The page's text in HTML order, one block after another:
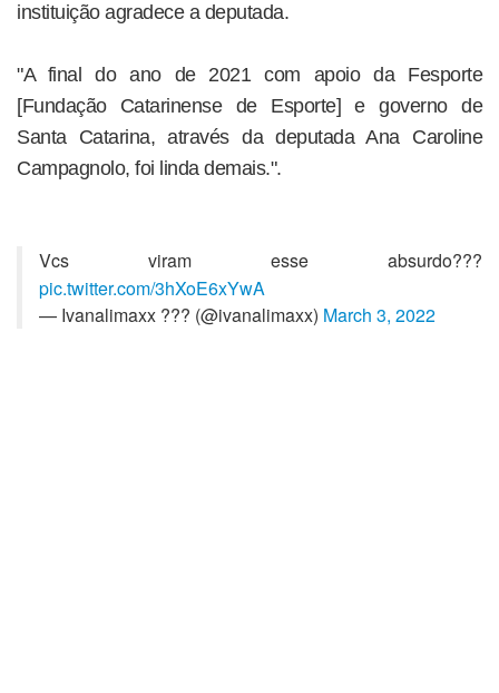
instituição agradece a deputada.
"A final do ano de 2021 com apoio da Fesporte
[Fundação Catarinense de Esporte] e governo de
Santa Catarina, através da deputada Ana Caroline
Campagnolo, foi linda demais.".
Vcs viram esse absurdo???
pic.twitter.com/3hXoE6xYwA
— Ivanalimaxx ??? (@ivanalimaxx) March 3, 2022